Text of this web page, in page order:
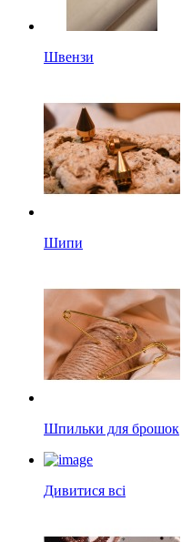
Швензи
Шипи
Шпильки для брошок
Дивитися всі